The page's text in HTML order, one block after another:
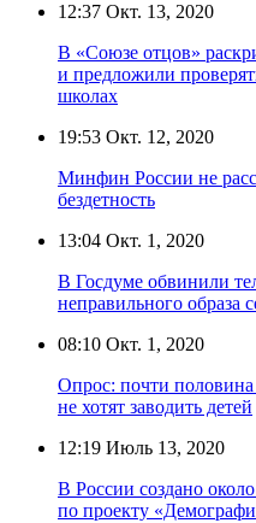
12:37 Окт. 13, 2020
В «Союзе отцов»
и предложили
школах
19:53 Окт. 12, 2020
Минфин России не
бездетность
13:04 Окт. 1, 2020
В Госдуме обвинили
неправильного образа
08:10 Окт. 1, 2020
Опрос: почти
не хотят заводить детей
12:19 Июль 13, 2020
В России создано
по проекту